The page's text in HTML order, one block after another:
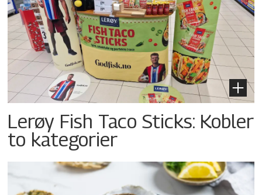
Lerøy Fish Taco Sticks: Kobler
to kategorier